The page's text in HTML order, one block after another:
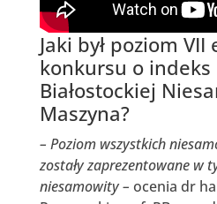
Jaki był poziom VII
konkursu o
Białostockiej
Maszyna?
– Poziom wszystkich
zostały zaprezentowane w
niesamowity – ocenia dr